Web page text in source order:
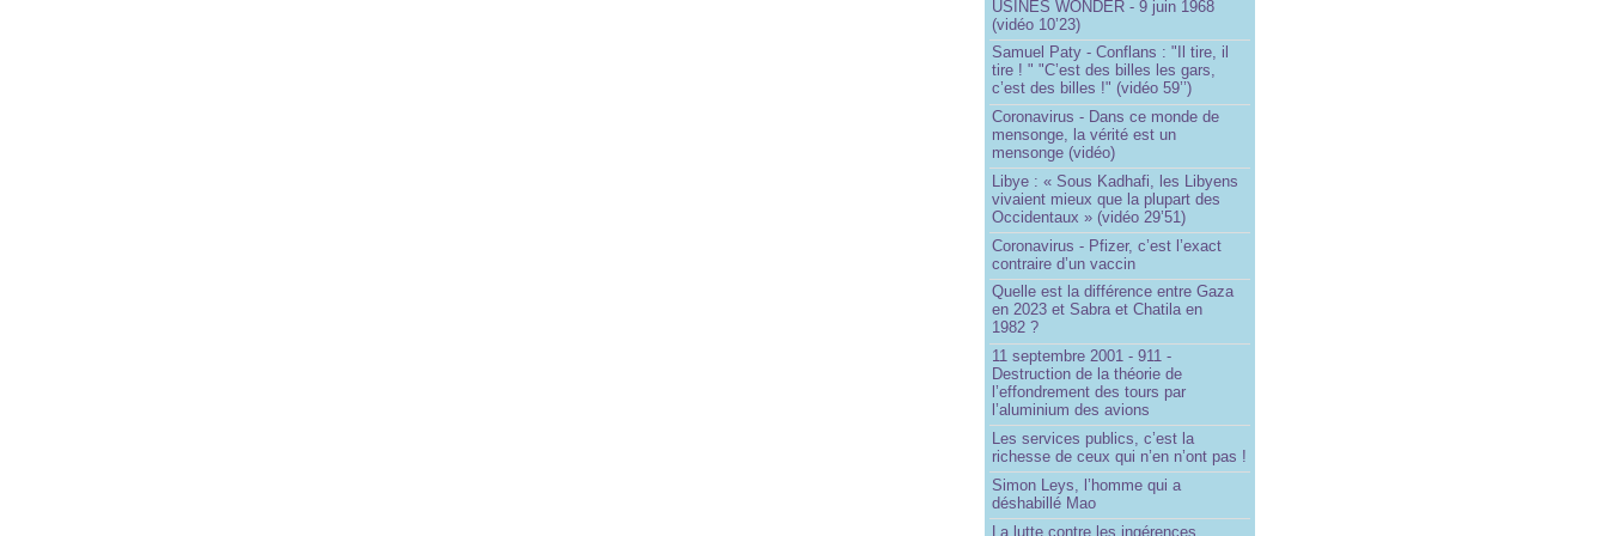
USINES WONDER - 9 juin 1968
(vidéo 10’23)
Samuel Paty - Conflans : "Il tire, il
tire ! " "C’est des billes les gars,
c’est des billes !" (vidéo 59’’)
Coronavirus - Dans ce monde de
mensonge, la vérité est un
mensonge (vidéo)
Libye : « Sous Kadhafi, les Libyens
vivaient mieux que la plupart des
Occidentaux » (vidéo 29’51)
Coronavirus - Pfizer, c’est l’exact
contraire d’un vaccin
Quelle est la différence entre Gaza
en 2023 et Sabra et Chatila en
1982 ?
11 septembre 2001 - 911 -
Destruction de la théorie de
l’effondrement des tours par
l’aluminium des avions
Les services publics, c’est la
richesse de ceux qui n’en n’ont pas !
Simon Leys, l’homme qui a
déshabillé Mao
La lutte contre les ingérences